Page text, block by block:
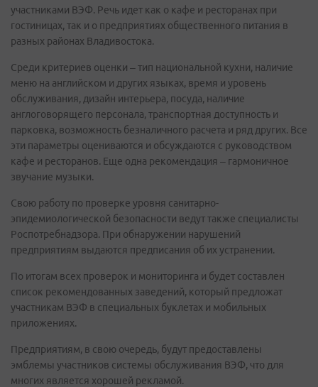
участниками ВЭФ. Речь идет как о кафе и ресторанах при
гостиницах, так и о предприятиях общественного питания в
разных районах Владивостока.
Среди критериев оценки – тип национальной кухни, наличие
меню на английском и других языках, время и уровень
обслуживания, дизайн интерьера, посуда, наличие
англоговорящего персонала, транспортная доступность и
парковка, возможность безналичного расчета и ряд других. Все
эти параметры оцениваются и обсуждаются с руководством
кафе и ресторанов. Еще одна рекомендация – гармоничное
звучание музыки.
Свою работу по проверке уровня санитарно-
эпидемиологической безопасности ведут также специалисты
Роспотребнадзора. При обнаружении нарушений
предприятиям выдаются предписания об их устранении.
По итогам всех проверок и мониторинга и будет составлен
список рекомендованных заведений, который предложат
участникам ВЭФ в специальных буклетах и мобильных
приложениях.
Предприятиям, в свою очередь, будут предоставлены
эмблемы участников системы обслуживания ВЭФ, что для
многих является хорошей рекламой.